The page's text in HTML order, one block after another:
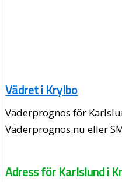
Vädret i Krylbo
Väderprognos för
Väderprognos.nu eller
Adress för Karlslund i